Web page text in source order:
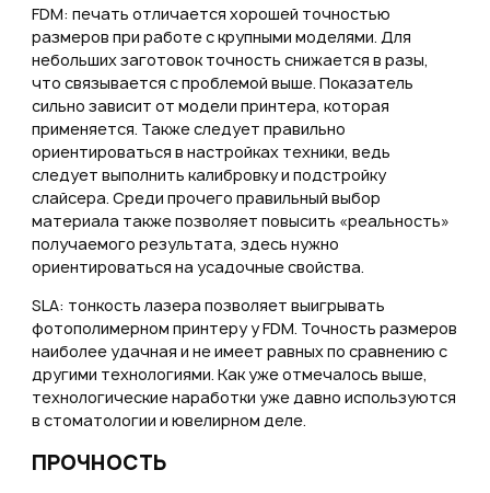
FDM: печать отличается хорошей точностью
размеров при работе с крупными моделями. Для
небольших заготовок точность снижается в разы,
что связывается с проблемой выше. Показатель
сильно зависит от модели принтера, которая
применяется. Также следует правильно
ориентироваться в настройках техники, ведь
следует выполнить калибровку и подстройку
слайсера. Среди прочего правильный выбор
материала также позволяет повысить «реальность»
получаемого результата, здесь нужно
ориентироваться на усадочные свойства.
SLA: тонкость лазера позволяет выигрывать
фотополимерном принтеру у FDM. Точность размеров
наиболее удачная и не имеет равных по сравнению с
другими технологиями. Как уже отмечалось выше,
технологические наработки уже давно используются
в стоматологии и ювелирном деле.
ПРОЧНОСТЬ